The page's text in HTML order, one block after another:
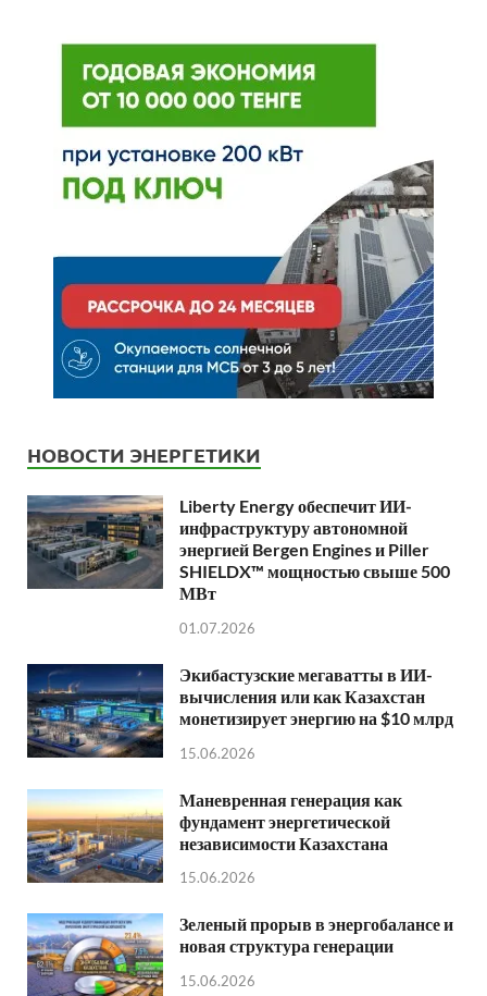
НОВОСТИ ЭНЕРГЕТИКИ
Liberty Energy обеспечит ИИ-
инфраструктуру автономной
энергией Bergen Engines и Piller
SHIELDX™ мощностью свыше 500
МВт
01.07.2026
Экибастузские мегаватты в ИИ-
вычисления или как Казахстан
монетизирует энергию на $10 млрд
15.06.2026
Маневренная генерация как
фундамент энергетической
независимости Казахстана
15.06.2026
Зеленый прорыв в энергобалансе и
новая структура генерации
15.06.2026